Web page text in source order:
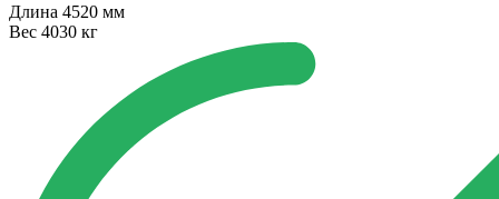
Длина 4520 мм
Вес 4030 кг